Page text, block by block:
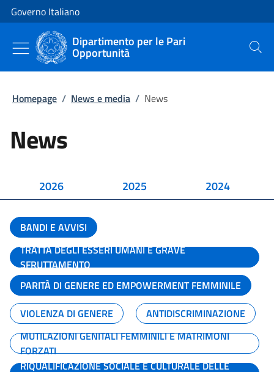
Vai al contenuto
Vai alla navigazione del sito
Governo Italiano
Dipartimento per le Pari
Opportunità Cerca
Homepage / News e media / News
News
2026 2025 2024
BANDI E AVVISI
TRATTA DEGLI ESSERI UMANI E GRAVE
SFRUTTAMENTO
PARITÀ DI GENERE ED EMPOWERMENT FEMMINILE
VIOLENZA DI GENERE
ANTIDISCRIMINAZIONE
MUTILAZIONI GENITALI FEMMINILI E MATRIMONI
FORZATI
RIQUALIFICAZIONE SOCIALE E CULTURALE DELLE